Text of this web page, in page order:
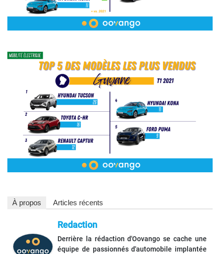
À propos Articles récents
Redaction
Derrière la rédaction d'Oovango se cache une
équipe de passionnés d'automobile implantée